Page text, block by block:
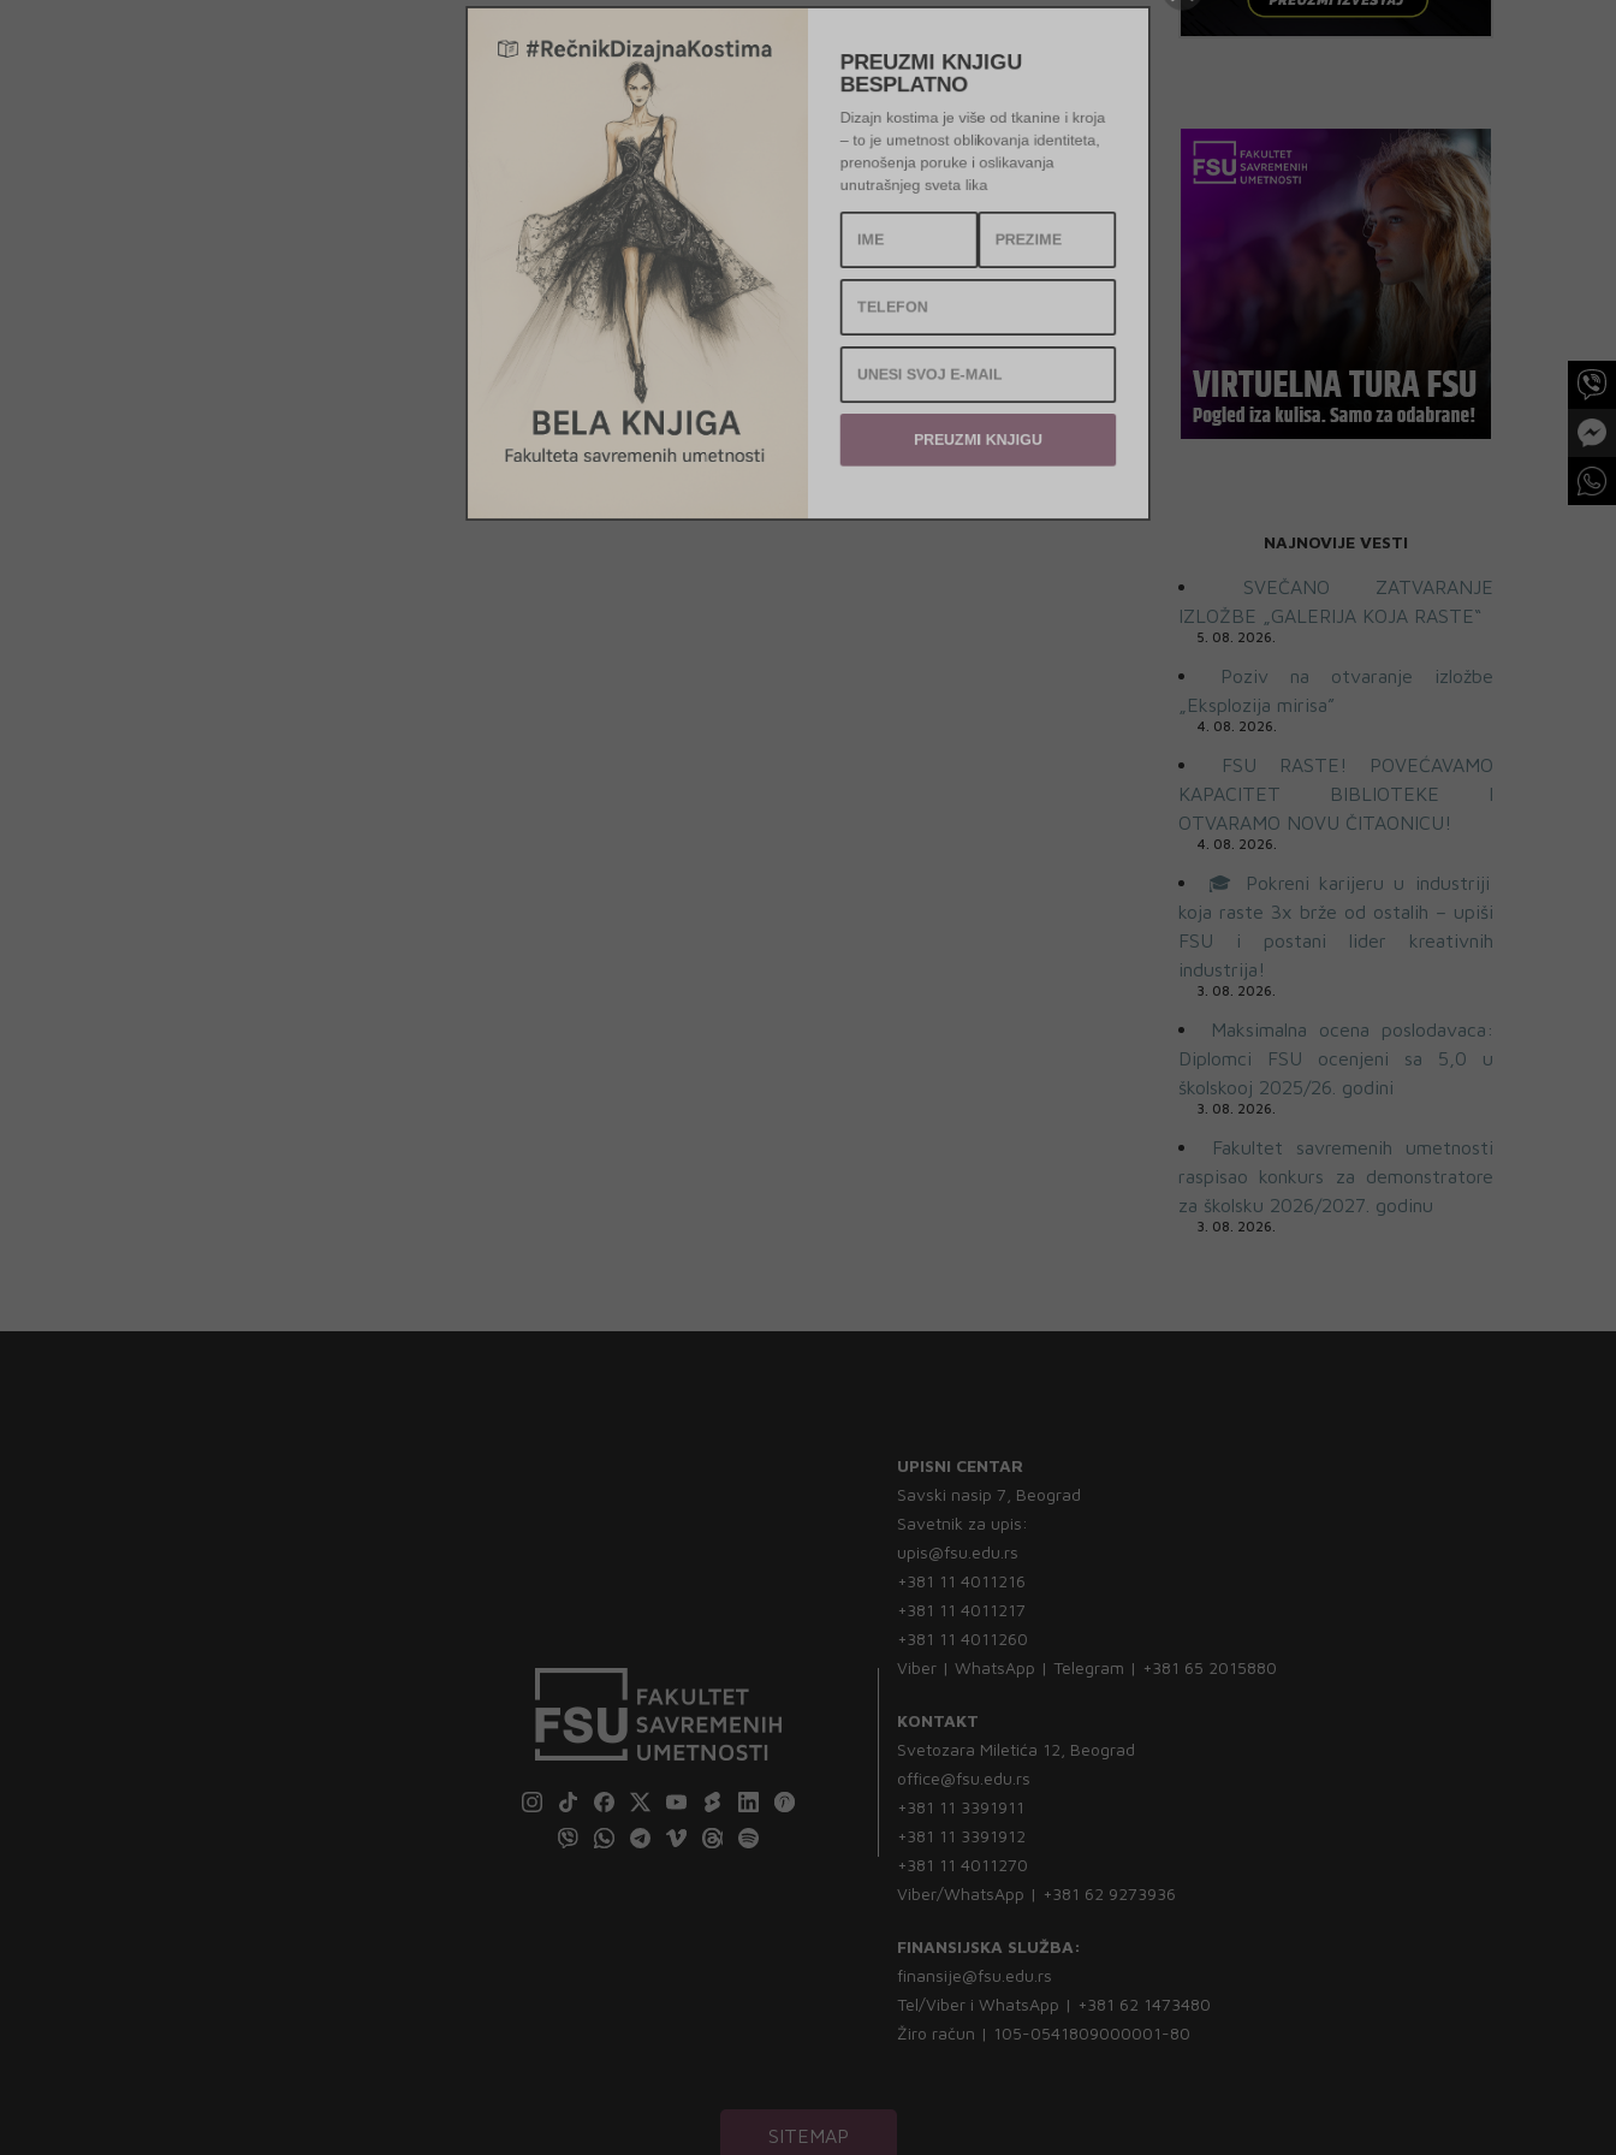
NAJNOVIJE VESTI
SVEČANO ZATVARANJE
IZLOŽBE „GALERIJA KOJA RASTE“
5. 08. 2026.
Poziv na otvaranje izložbe
„Eksplozija mirisa”
4. 08. 2026.
FSU RASTE! POVEĆAVAMO
KAPACITET BIBLIOTEKE I
OTVARAMO NOVU ČITAONICU!
4. 08. 2026.
🎓 Pokreni karijeru u industriji
koja raste 3x brže od ostalih – upiši
FSU i postani lider kreativnih
industrija!
3. 08. 2026.
Maksimalna ocena poslodavaca:
Diplomci FSU ocenjeni sa 5,0 u
školskooj 2025/26. godini
3. 08. 2026.
Fakultet savremenih umetnosti
raspisao konkurs za demonstratore
za školsku 2026/2027. godinu
3. 08. 2026.
UPISNI CENTAR
Savski nasip 7, Beograd
Savetnik za upis:
upis@fsu.edu.rs
+381 11 4011216
+381 11 4011217
+381 11 4011260
Viber | WhatsApp | Telegram | +381 65 2015880
KONTAKT
Svetozara Miletića 12, Beograd
office@fsu.edu.rs
+381 11 3391911
+381 11 3391912
+381 11 4011270
Viber/WhatsApp | +381 62 9273936
FINANSIJSKA SLUŽBA:
finansije@fsu.edu.rs
Tel/Viber i WhatsApp | +381 62 1473480
Žiro račun | 105-0541809000001-80
SITEMAP
BESPLATNO
Dizajn kostima je više od tkanine i kroja
– to je umetnost oblikovanja identiteta,
prenošenja poruke i oslikavanja
unutrašnjeg sveta lika